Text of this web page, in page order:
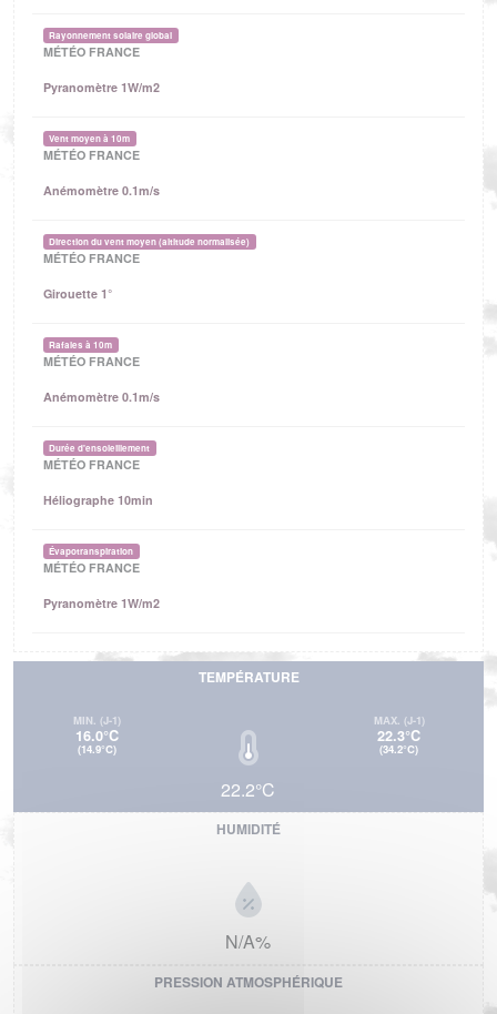
Rayonnement solaire global
MÉTÉO FRANCE
Pyranomètre 1W/m2
Vent moyen à 10m
MÉTÉO FRANCE
Anémomètre 0.1m/s
Direction du vent moyen (altitude normalisée)
MÉTÉO FRANCE
Girouette 1°
Rafales à 10m
MÉTÉO FRANCE
Anémomètre 0.1m/s
Durée d'ensoleillement
MÉTÉO FRANCE
Héliographe 10min
Évapotranspiration
MÉTÉO FRANCE
Pyranomètre 1W/m2
TEMPÉRATURE
MIN.(J-1)
16.0°C
(14.9°C)
22.2°C
MAX. (J-1)
22.3°C
(34.2°C)
HUMIDITÉ
N/A%
PRESSION ATMOSPHÉRIQUE